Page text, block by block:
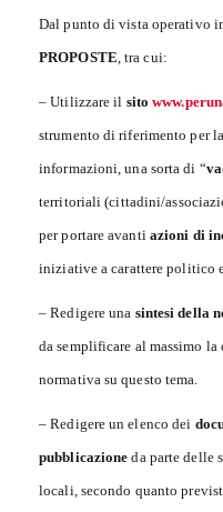
Dal punto di vista operativo
PROPOSTE, tra cui:
– Utilizzare il sito
strumento di riferimento per
informazioni, una sorta di “
territoriali (cittadini/
per portare avanti azioni di
iniziative a carattere politico
– Redigere una sintesi della
da semplificare al massimo
normativa su questo tema.
– Redigere un elenco dei
pubblicazione da parte delle
locali, secondo quanto